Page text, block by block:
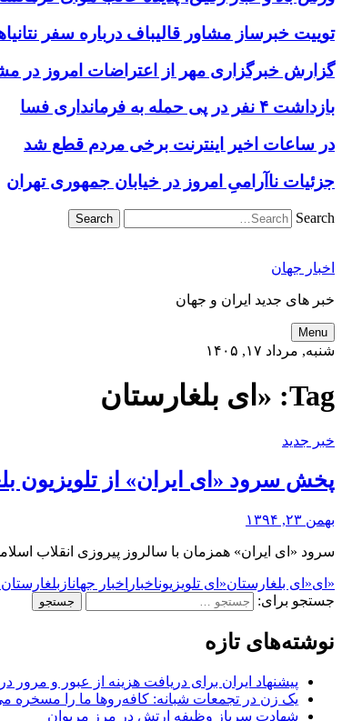
توییت خبرساز مشاور قالیباف درباره سفر
گزارش خبرگزاری مهر از اعتراضات امروز در
بازداشت ۴ نفر در پی حمله به فرمانداری فسا
در ساعات اخیر اینترنت برخی مردم قطع شد
جزئیات ناآرامیِ امروز در خیابان جمهوری تهران
Search
اخبار جهان
خبر های جدید ایران و جهان
Menu
شنبه, مرداد ۱۷, ۱۴۰۵
Tag: «ای بلغارستان
خبر جدید
پخش سرود «ای ایران» از تلویزیون
بهمن ۲۳, ۱۳۹۴
سرود «ای ایران» همزمان با سالروز پیروزی انقلاب
«ای«ای بلغارستان«ای تلویزیوناخبار اخبار جهاناز
جستجو برای:
نوشته‌های تازه
پیشنهاد ایران برای دریافت هزینه از عبور و مرور
یک زن در تجمعات شبانه: کافه‌روها ما را مسخره
شهادت سرباز وظیفه ارتش در مرز مریوان